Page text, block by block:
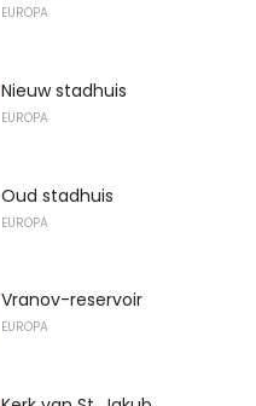
EUROPA
Nieuw stadhuis
EUROPA
Oud stadhuis
EUROPA
Vranov-reservoir
EUROPA